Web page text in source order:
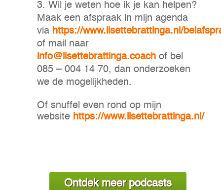
Wil je weten hoe ik je kan helpen?
Maak een afspraak in mijn agenda
via https://www.lisettebrattinga.nl/
of mail naar
info@lisettebrattinga.coachof bel
085 – 004 14 70, dan onderzoeken
we de mogelijkheden.
Of snuffel even rond op mijn
website https://www.lisettebrattinga.nl/
Ontdek meer podcasts